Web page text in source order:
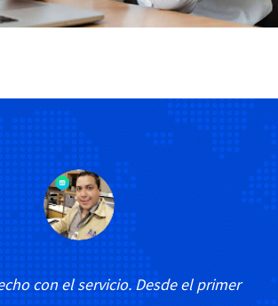
con el servicio. Desde el primer